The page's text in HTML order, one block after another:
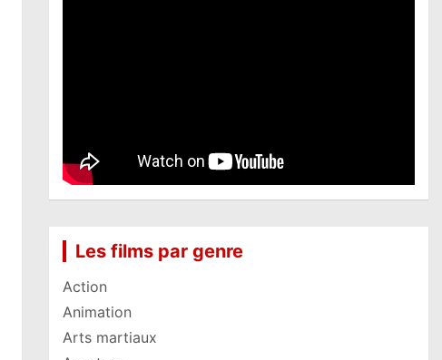
Les films par genre
Action
Animation
Arts martiaux